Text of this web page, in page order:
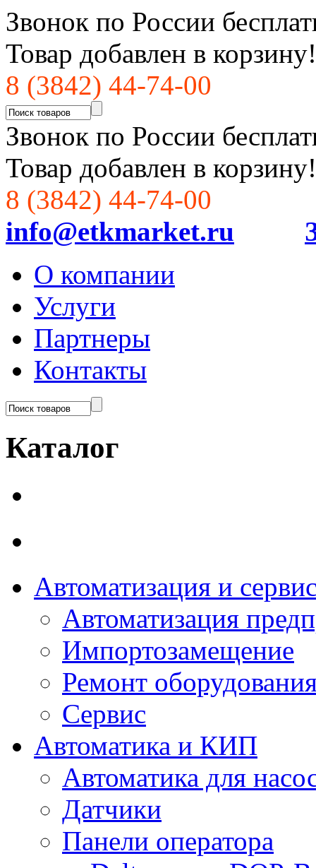
Звонок по России
Товар добавлен в корзину!
8 (3842) 44-74-00
Звонок по России
Товар добавлен в корзину!
8 (3842) 44-74-00
info@etkmarket.ru
О компании
Услуги
Партнеры
Контакты
Каталог
Автоматизация и
Автоматизация
Импортозамещение
Ремонт
Сервис
Автоматика и КИП
Автоматика для
Датчики
Панели оператора